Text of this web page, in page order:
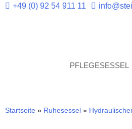
+49 (0) 92 54 911 11
PFLEGESESSEL
Startseite » Ruhesessel »